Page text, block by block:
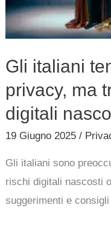
Gli italiani
privacy, ma
digitali
19 Giugno 2025/
Gli italiani sono
rischi digitali nascosti
suggerimenti e
ma
trascurano
pericoli
digitali
nascosti